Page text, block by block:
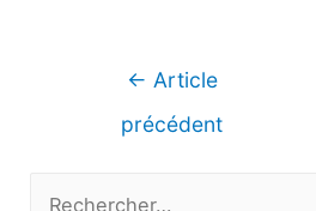
Navigation
← Article
précédent